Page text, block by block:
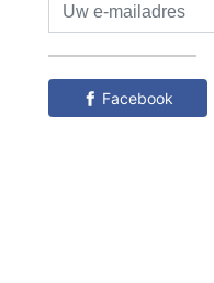
Facebook